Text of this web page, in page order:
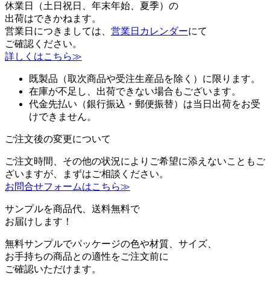
休業日（土日祝日、年末年始、夏季）の
出荷はできかねます。
営業日につきましては、 営業日カレンダーにて
ご確認ください。
詳しくはこちら≫
既製品（取次商品や受注生産品を除く）に限ります。
在庫が不足し、出荷できない場合もございます。
代金先払い（銀行振込・郵便振替）は当日出荷をお受
けできません。
ご注文後の変更について
ご注文時間、その他の状況によりご希望に添えないこともご
ざいますが、まずはご相談ください。
お問合せフォームはこちら≫
サンプルを商品代、送料無料で
お届けします！
無料サンプルでパッケージの色や材質、サイズ、
お手持ちの商品との適性をご注文前に
ご確認いただけます。